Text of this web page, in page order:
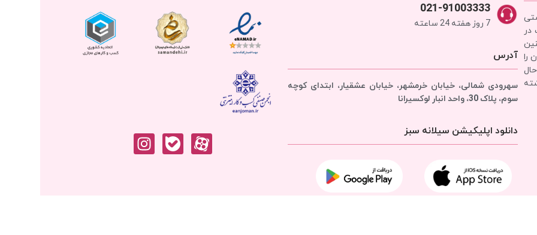
در
را
021-91003333
7 روز هفته 24 ساعته
آدرس
سهرودی شمالی، خیابان خرمشهر، خیابان عشقیار، ابتدای کوچه
سوم، پلاک 30، واحد انبار
لوکسیرانا
دانلود اپلیکیشن سیلانه سبز